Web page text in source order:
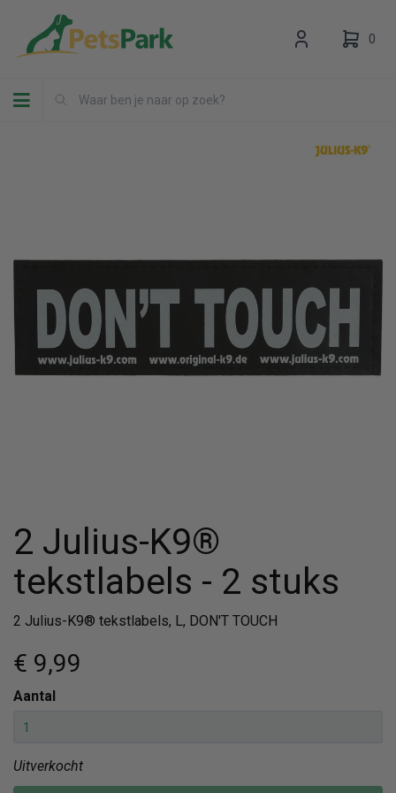
Toggle navigation
0
2 Julius-K9®
tekstlabels - 2 stuks
2 Julius-K9® tekstlabels, L, DON'T TOUCH
€ 9,99
Aantal
Uitverkocht